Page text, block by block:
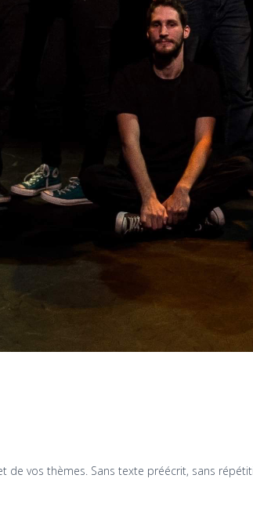
de vos thèmes. Sans texte préécrit, sans